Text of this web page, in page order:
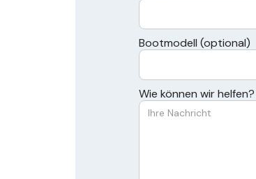
Bootmodell (optional)
Wie können wir helfen?